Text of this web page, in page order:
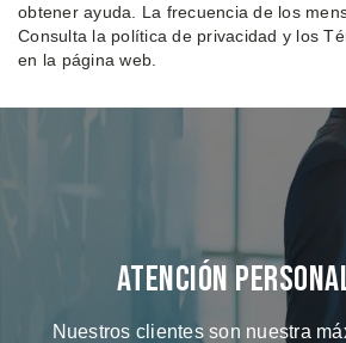
obtener ayuda. La frecuencia de los
Consulta la política de privacidad y los
en la página web.
Atención
Nuestros clientes son nuestra